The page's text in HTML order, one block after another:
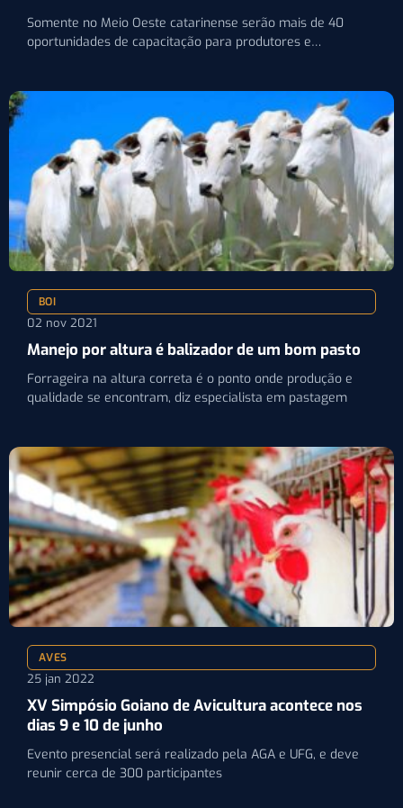
Somente no Meio Oeste catarinense serão mais de 40
oportunidades de capacitação para produtores e
BOI
02 nov 2021
Manejo por altura é balizador de um bom pasto
Forrageira na altura correta é o ponto onde produção e
qualidade se encontram, diz especialista em pastagem
AVES
25 jan 2022
XV Simpósio Goiano de Avicultura acontece nos
dias 9 e 10 de junho
Evento presencial será realizado pela AGA e UFG, e deve
reunir cerca de 300 participantes